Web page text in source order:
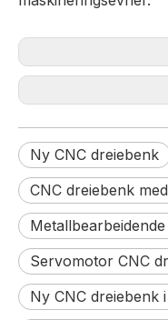
Ny CNC dreiebenk
CNC dreiebenk
Servomotor CNC
Ny CNC dreiebenk